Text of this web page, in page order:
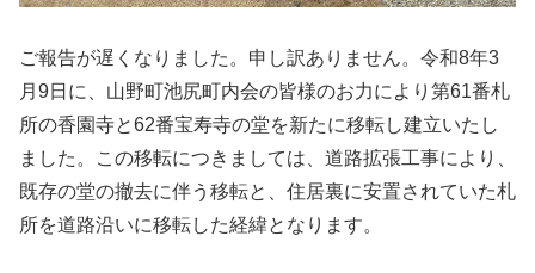
ご報告が遅くなりました。申し訳ありません。令和8年3
月9日に、山野町池尻町内会の皆様のお力により第61番札
所の香園寺と62番宝寿寺の堂を新たに移転し建立いたし
ました。この移転につきましては、道路拡張工事により、
既存の堂の撤去に伴う移転と、住居裏に安置されていた札
所を道路沿いに移転した経緯となります。